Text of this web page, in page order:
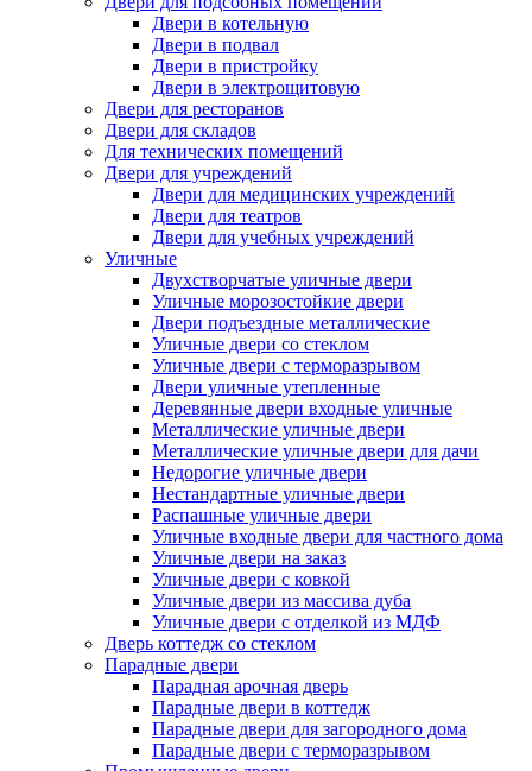
Двери в котельную
Двери в подвал
Двери в пристройку
Двери в электрощитовую
Двери для ресторанов
Двери для складов
Для технических помещений
Двери для учреждений
Двери для медицинских учреждений
Двери для театров
Двери для учебных учреждений
Уличные
Двухстворчатые уличные двери
Уличные морозостойкие двери
Двери подъездные металлические
Уличные двери со стеклом
Уличные двери с терморазрывом
Двери уличные утепленные
Деревянные двери входные уличные
Металлические уличные двери
Металлические уличные двери для дачи
Недорогие уличные двери
Нестандартные уличные двери
Распашные уличные двери
Уличные входные двери для частного дома
Уличные двери на заказ
Уличные двери с ковкой
Уличные двери из массива дуба
Уличные двери с отделкой из МДФ
Дверь коттедж со стеклом
Парадные двери
Парадная арочная дверь
Парадные двери в коттедж
Парадные двери для загородного дома
Парадные двери с терморазрывом